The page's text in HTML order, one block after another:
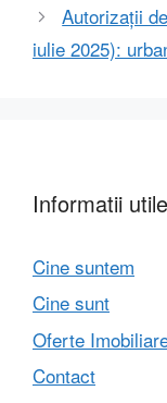
Autorizații
iulie 2025):
Informatii utile
Cine suntem
Cine sunt
Oferte
Contact